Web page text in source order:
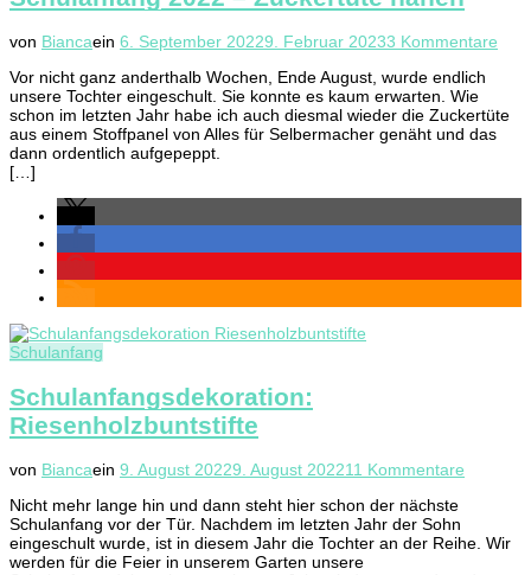
von Biancaein 6. September 20229. Februar 20233 Kommentare
Vor nicht ganz anderthalb Wochen, Ende August, wurde endlich
unsere Tochter eingeschult. Sie konnte es kaum erwarten. Wie
schon im letzten Jahr habe ich auch diesmal wieder die Zuckertüte
aus einem Stoffpanel von Alles für Selbermacher genäht und das
dann ordentlich aufgepeppt.
[…]
Schulanfang
Schulanfangsdekoration:
Riesenholzbuntstifte
von Biancaein 9. August 20229. August 202211 Kommentare
Nicht mehr lange hin und dann steht hier schon der nächste
Schulanfang vor der Tür. Nachdem im letzten Jahr der Sohn
eingeschult wurde, ist in diesem Jahr die Tochter an der Reihe. Wir
werden für die Feier in unserem Garten unsere